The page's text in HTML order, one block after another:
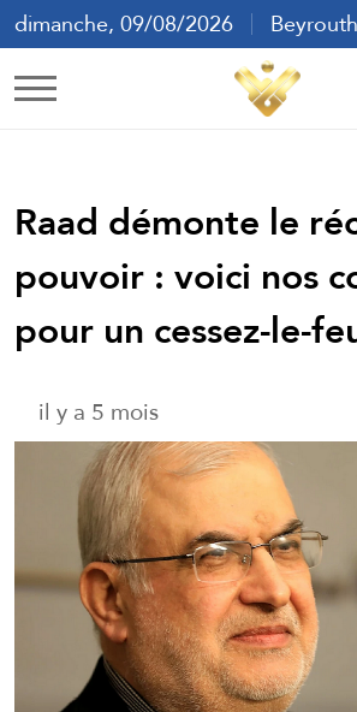
dimanche, 09/08/2026
ع
Raad démonte le
pouvoir : voici nos
pour un cessez-le-
il y a 5 mois